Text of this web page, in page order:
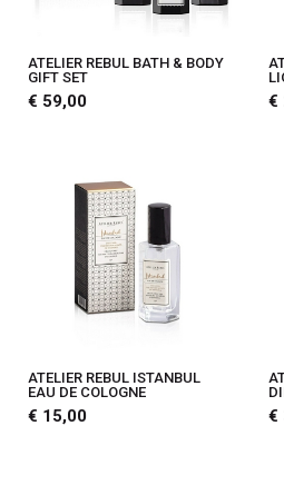
ATELIER REBUL BATH & BODY
GIFT SET
€ 59,00 €
ATELIER REBUL ISTANBUL
EAU DE COLOGNE
€ 15,00 €